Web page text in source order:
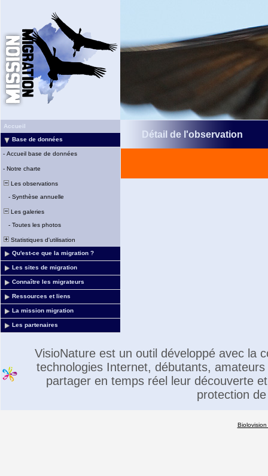
Accueil
Base de données
- Accueil base de données
- Notre charte
Les observations
- Synthèse annuelle
Les galeries
- Toutes les photos
Statistiques d'utilisation
Qu'est-ce que la migration ?
Les sites de migration
Connaître les migrateurs
Ressources et liens
La mission migration
Les partenaires
Détail de l'observation
VisioNature est un outil développé avec la
technologies Internet, débutants,
partager en temps réel leur découverte
protection
Biolovision